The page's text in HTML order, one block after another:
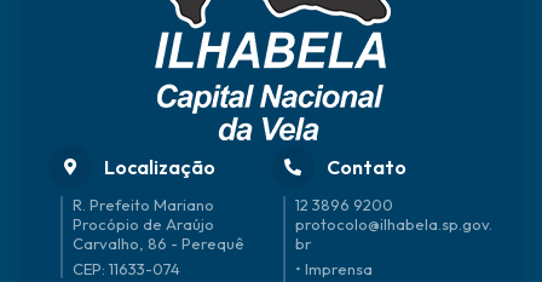
Localização
R. Prefeito Mariano
Procópio de Araújo
Carvalho, 86 - Perequê
CEP: 11633-074
Contato
12 3896 9200
protocolo@ilhabela.sp.gov.
br
• Imprensa